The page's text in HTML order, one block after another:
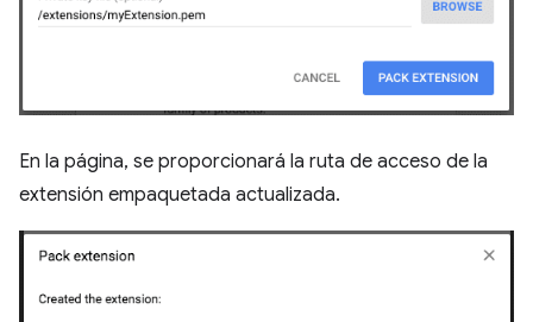
En la página, se proporcionará la ruta de acceso de la
extensión empaquetada actualizada.